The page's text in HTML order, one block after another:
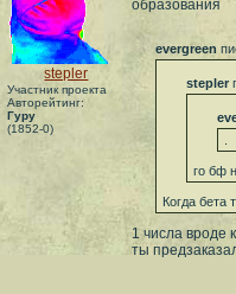
stepler
Участник проекта
Авторейтинг:
Гуру
(1852-0)
образования
evergreen
stepler
го бф
Когда бета
1 числа вроде
ты